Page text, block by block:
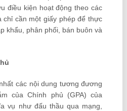
điều kiện hoạt động theo các
chỉ cần một giấy phép để thực
khẩu, phân phối, bán buôn và
các nội dung tương đương
của Chính phủ (GPA) của
vụ như đấu thầu qua mạng,